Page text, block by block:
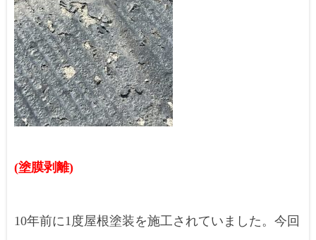
(塗膜剥離)
10年前に1度屋根塗装を施工されていました。今回